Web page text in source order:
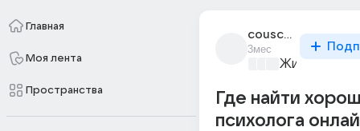
Главная
Моя лента
Пространства
couscous_9527
3мес
Жизнь в
Где найти
психолога